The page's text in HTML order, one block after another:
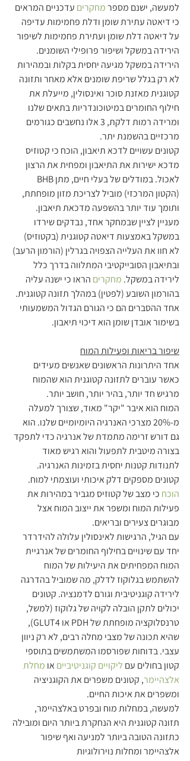
למעשה, ישנם מספר מחקרים עדכניים המראים
כי דיאטה עתירת שומן ודלת פחמימות עדיפה
על דיאטה דלת שומן ועתירת פחמימות לשיפור
הירידה במשקל ושיפור פרופילי השומנים.
הירידה במשקל מגיעה יחסית בקלות ובמהירות
לא רק בגלל שריפת שומנים אלא מאחר ותזונה
קטוגנית מאזנת סוכר ואינסולין, מייעלת את
חילוף החומרים במיטוכונדריות בתאים שלנו
ומרידה רמות דלקת, 3 אלו נחשבים כגורמים
מרכזיים בהשמנת יתר.
קטונים עשויים לדכא תיאבון, הוכח כי קטוזיס
מדכא ישירות את התיאבון ומפחית את הרצון
(הקטון המרכזי) מוביל לצריכת מזון מופחתת,
ותומך עוד יותר בהשפעה מדכאת תיאבון.
מעניין לציין שבמחקר אחד, נבדקים שירדו
במשקל באמצעות דיאטה קטוגנית (בקטוזיס)
לא חוו את העלייה הצפויה בגרלין (הורמון הרעב)
ובתיאבון הסובייקטיבי המתלווה בדרך כלל
לירידה במשקל. מחקרים הראו כי ישנה עליה
בהורמון השובע (לפטין) במהלך תזונה קטוגנית.
אחד ההסברים הם כי הגורם הגדול המשמעותי
בשימור אובדן שומן הוא דיכוי תיאבון.
שיפור בריאות ופעילות המוח
אחד היתרונות הראשונים שאנשים מעידים
כאשר עוברים לתזונה קטוגנית הוא שהמוח
מרגיש חד יותר, בהיר יותר, חושב יותר.
המוח הוא איבר "יקר" מאוד, שצורך למעלה
מ-20% מצרכי האנרגיה היומיומיים שלנו. הוא
גם דורש זרימה מתמדת של אנרגיה כדי לתפקד
בצורה מיטבית לתפעול והוא רגיש מאוד
לתנודות קטנות יחסית בזמינות האנרגיה.
קטונים מספקים דלק איכותי ועוצמתי למוח.
הוכח כי מצב של קטוזיס מגביר במהירות את
פעילות המוח ומשפר את ייצוב המוח אצל
מבוגרים צעירים ובריאים.
עם הגיל, הרגישות לאינסולין עלולה להידרדר
יחד עם שינויים בחילוף החומרים של אנרגיית
המוח המפחיתים את היעילות של המוח
להשתמש בגלוקוז לדלק, מה שמוביל בהדרגה
לירידה קוגניטיבית וגורם לדמנציה. קטונים
יכולים לתקן הובלה לקויה של גלוקוז (למשל,
טרנסלוקציה מופחתת של PDH או GLUT4),
שהיא תכונה של מצבי מחלה רבים, לא רק ניוון
עצבי. בדוחות שפורסמו המשתמשים בתוספי
קטון בחולים עם ליקויים קוגניטיביים או מחלת
אלצהיימר, קטונים משפרים את הקוגניציה
ומשפרים את איכות החיים.
למעשה, במחלות מוח ובפרט באלצהיימר,
תזונה קטוגנית היא הנחקרת ביותר היום ומובילה
כתזונה הטובה ביותר למניעה ואף שיפור
אלצהיימר ומחלות נוירולוגיות